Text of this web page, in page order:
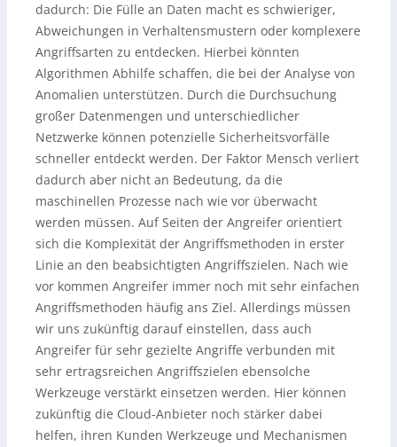
dadurch: Die Fülle an Daten macht es schwieriger,
Abweichungen in Verhaltensmustern oder komplexere
Angriffsarten zu entdecken. Hierbei könnten
Algorithmen Abhilfe schaffen, die bei der Analyse von
Anomalien unterstützen. Durch die Durchsuchung
großer Datenmengen und unterschiedlicher
Netzwerke können potenzielle Sicherheitsvorfälle
schneller entdeckt werden. Der Faktor Mensch verliert
dadurch aber nicht an Bedeutung, da die
maschinellen Prozesse nach wie vor überwacht
werden müssen. Auf Seiten der Angreifer orientiert
sich die Komplexität der Angriffsmethoden in erster
Linie an den beabsichtigten Angriffszielen. Nach wie
vor kommen Angreifer immer noch mit sehr einfachen
Angriffsmethoden häufig ans Ziel. Allerdings müssen
wir uns zukünftig darauf einstellen, dass auch
Angreifer für sehr gezielte Angriffe verbunden mit
sehr ertragsreichen Angriffszielen ebensolche
Werkzeuge verstärkt einsetzen werden. Hier können
zukünftig die Cloud-Anbieter noch stärker dabei
helfen, ihren Kunden Werkzeuge und Mechanismen